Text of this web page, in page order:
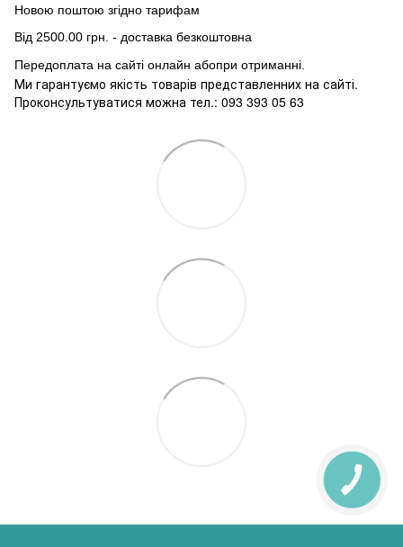
Новою поштою згідно тарифам
Від 2500.00 грн. - доставка безкоштовна
Передоплата на сайті онлайн абопри отриманні.
Ми гарантуємо якість товарів представленних на сайті.
Проконсультуватися можна тел.: 093 393 05 63